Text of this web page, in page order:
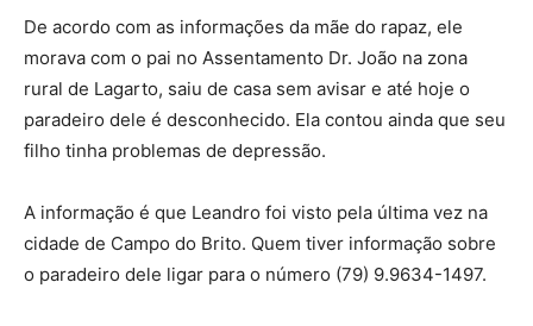
De acordo com as informações da mãe do rapaz, ele
morava com o pai no Assentamento Dr. João na zona
rural de Lagarto, saiu de casa sem avisar e até hoje o
paradeiro dele é desconhecido. Ela contou ainda que seu
filho tinha problemas de depressão.
A informação é que Leandro foi visto pela última vez na
cidade de Campo do Brito. Quem tiver informação sobre
o paradeiro dele ligar para o número (79) 9.9634-1497.